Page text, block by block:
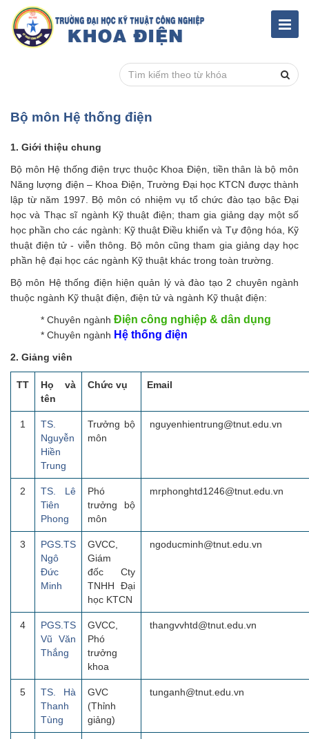
Bộ môn Hệ thống điện
1. Giới thiệu chung
Bộ môn Hệ thống điện trực thuộc Khoa Điện, tiền thân là bộ môn
Năng lượng điện – Khoa Điện, Trường Đại học KTCN được thành
lập từ năm 1997. Bộ môn có nhiệm vụ tổ chức đào tạo bậc Đại
học và Thạc sĩ ngành Kỹ thuật điện; tham gia giảng dạy một số
học phần cho các ngành: Kỹ thuật Điều khiển và Tự động hóa, Kỹ
thuật điện tử - viễn thông. Bộ môn cũng tham gia giảng dạy học
phần hệ đại học các ngành Kỹ thuật khác trong toàn trường.
Bộ môn Hệ thống điện hiện quản lý và đào tạo 2 chuyên ngành
thuộc ngành Kỹ thuật điện, điện tử và ngành Kỹ thuật điện:
* Chuyên ngành Điện công nghiệp & dân dụng
* Chuyên ngành Hệ thống điện
2. Giảng viên
TT
Họ và
tên
Chức vụ Email
1
TS.
Nguyễn
Hiền
Trung
Trưởng bộ
môn
nguyenhientrung@tnut.edu.vn
2
TS. Lê
Tiên
Phong
Phó
trưởng bộ
môn
mrphonghtd1246@tnut.edu.vn
3
PGS.TS
Ngô
Đức
Minh
GVCC,
Giám
đốc Cty
TNHH Đại
học KTCN
ngoducminh@tnut.edu.vn
4
PGS.TS
Vũ Văn
Thắng
GVCC,
Phó
trưởng
khoa
thangvvhtd@tnut.edu.vn
5
TS. Hà
Thanh
Tùng
GVC
(Thỉnh
giảng)
tunganh@tnut.edu.vn